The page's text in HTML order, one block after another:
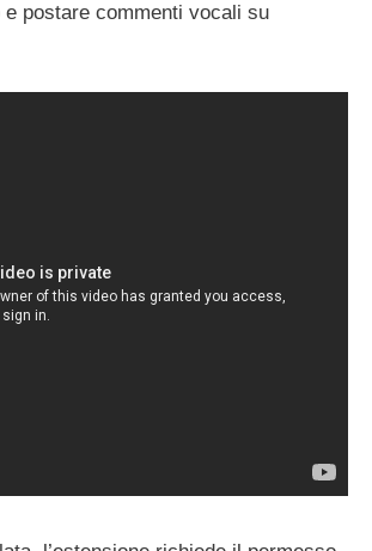
e postare commenti vocali su